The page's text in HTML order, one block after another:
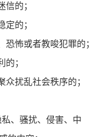
的；
的；
怖或者教唆犯罪的；
；
扰乱社会秩序的；
、骚扰、侵害、中